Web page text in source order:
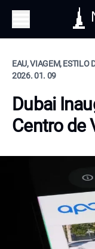
EAU, VIAGEM, ESTILO
2026. 01. 09
Dubai
Centro de